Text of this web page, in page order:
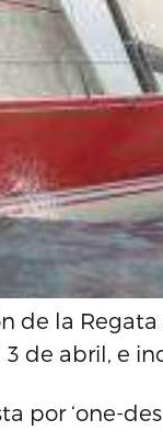
de la
3 de abril, e
‘one-